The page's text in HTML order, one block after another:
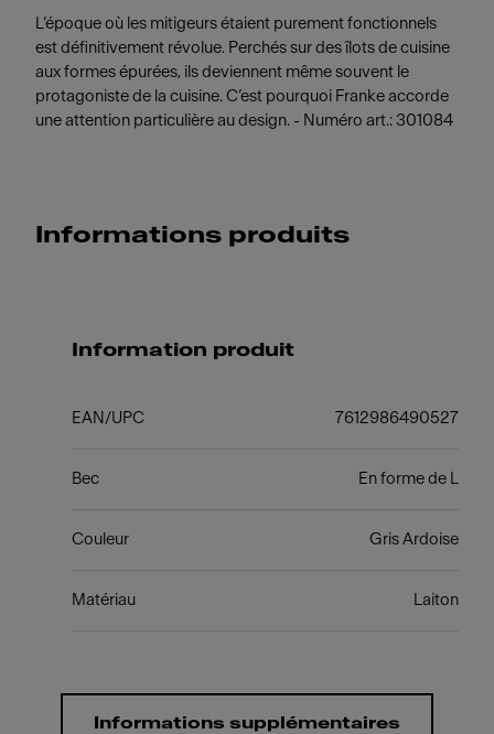
L’époque où les mitigeurs étaient purement fonctionnels
est définitivement révolue. Perchés sur des îlots de cuisine
aux formes épurées, ils deviennent même souvent le
protagoniste de la cuisine. C’est pourquoi Franke accorde
une attention particulière au design. - Numéro art.: 301084
Informations produits
Information produit
EAN/UPC 7612986490527
Bec En forme de L
Couleur Gris Ardoise
Matériau Laiton
Informations supplémentaires